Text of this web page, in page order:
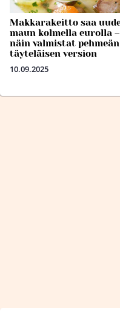
Makkarakeitto saa
maun kolmella eurolla –
näin valmistat
täyteläisen version
10.09.2025